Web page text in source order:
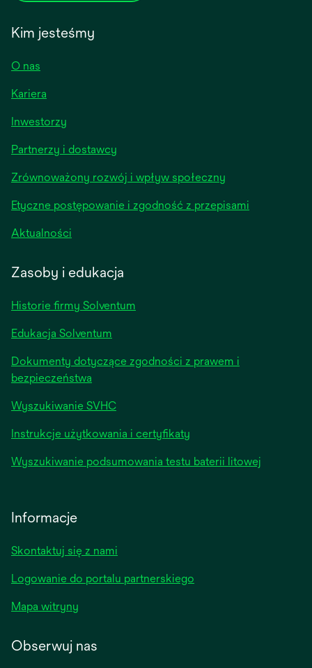
Kim jesteśmy
O nas
Kariera
Inwestorzy
a
new
Partnerzy i dostawcy
Zrównoważony rozwój i wpływ społeczny
Etyczne postępowanie i zgodność z przepisami
Aktualności
tab
Zasoby i edukacja
Historie firmy Solventum
Edukacja Solventum
Dokumenty dotyczące zgodności z prawem i
bezpieczeństwa
Wyszukiwanie SVHC
Instrukcje użytkowania i certyfikaty
Wyszukiwanie podsumowania testu baterii litowej
Informacje
Skontaktuj się z nami
Logowanie do portalu partnerskiego
Mapa witryny
Obserwuj nas